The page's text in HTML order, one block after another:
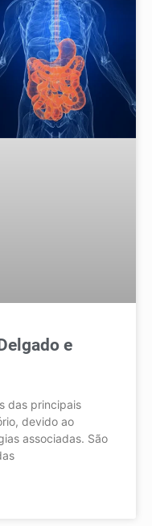
e
das principais
devido ao
associadas. São